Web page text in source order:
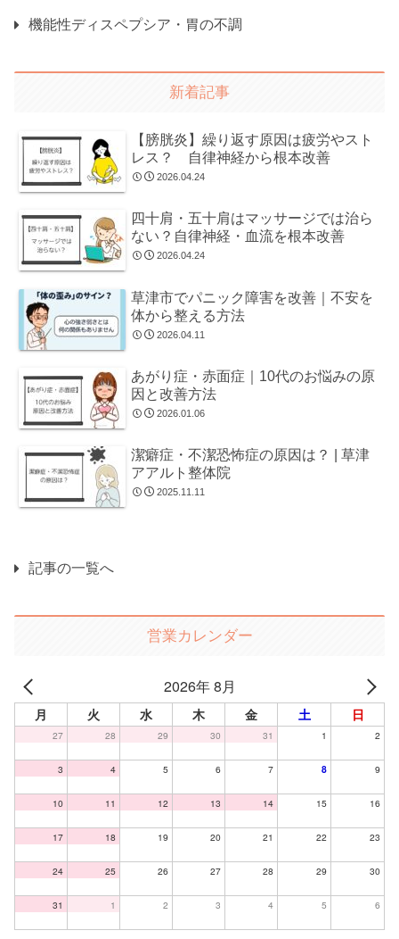
機能性ディスペプシア・胃の不調
新着記事
【膀胱炎】繰り返す原因は疲労やスト
レス？ 自律神経から根本改善
2026.04.24
四十肩・五十肩はマッサージでは治ら
ない？自律神経・血流を根本改善
2026.04.24
草津市でパニック障害を改善｜不安を
体から整える方法
2026.04.11
あがり症・赤面症｜10代のお悩みの原
因と改善方法
2026.01.06
潔癖症・不潔恐怖症の原因は？ | 草津
アアルト整体院
2025.11.11
記事の一覧へ
営業カレンダー
2026年 8月
月 火 水 木 金 土 日
27 28 29 30 31 1 2
3 4 5 6 7 8 9
10 11 12 13 14 15 16
17 18 19 20 21 22 23
24 25 26 27 28 29 30
31 1 2 3 4 5 6